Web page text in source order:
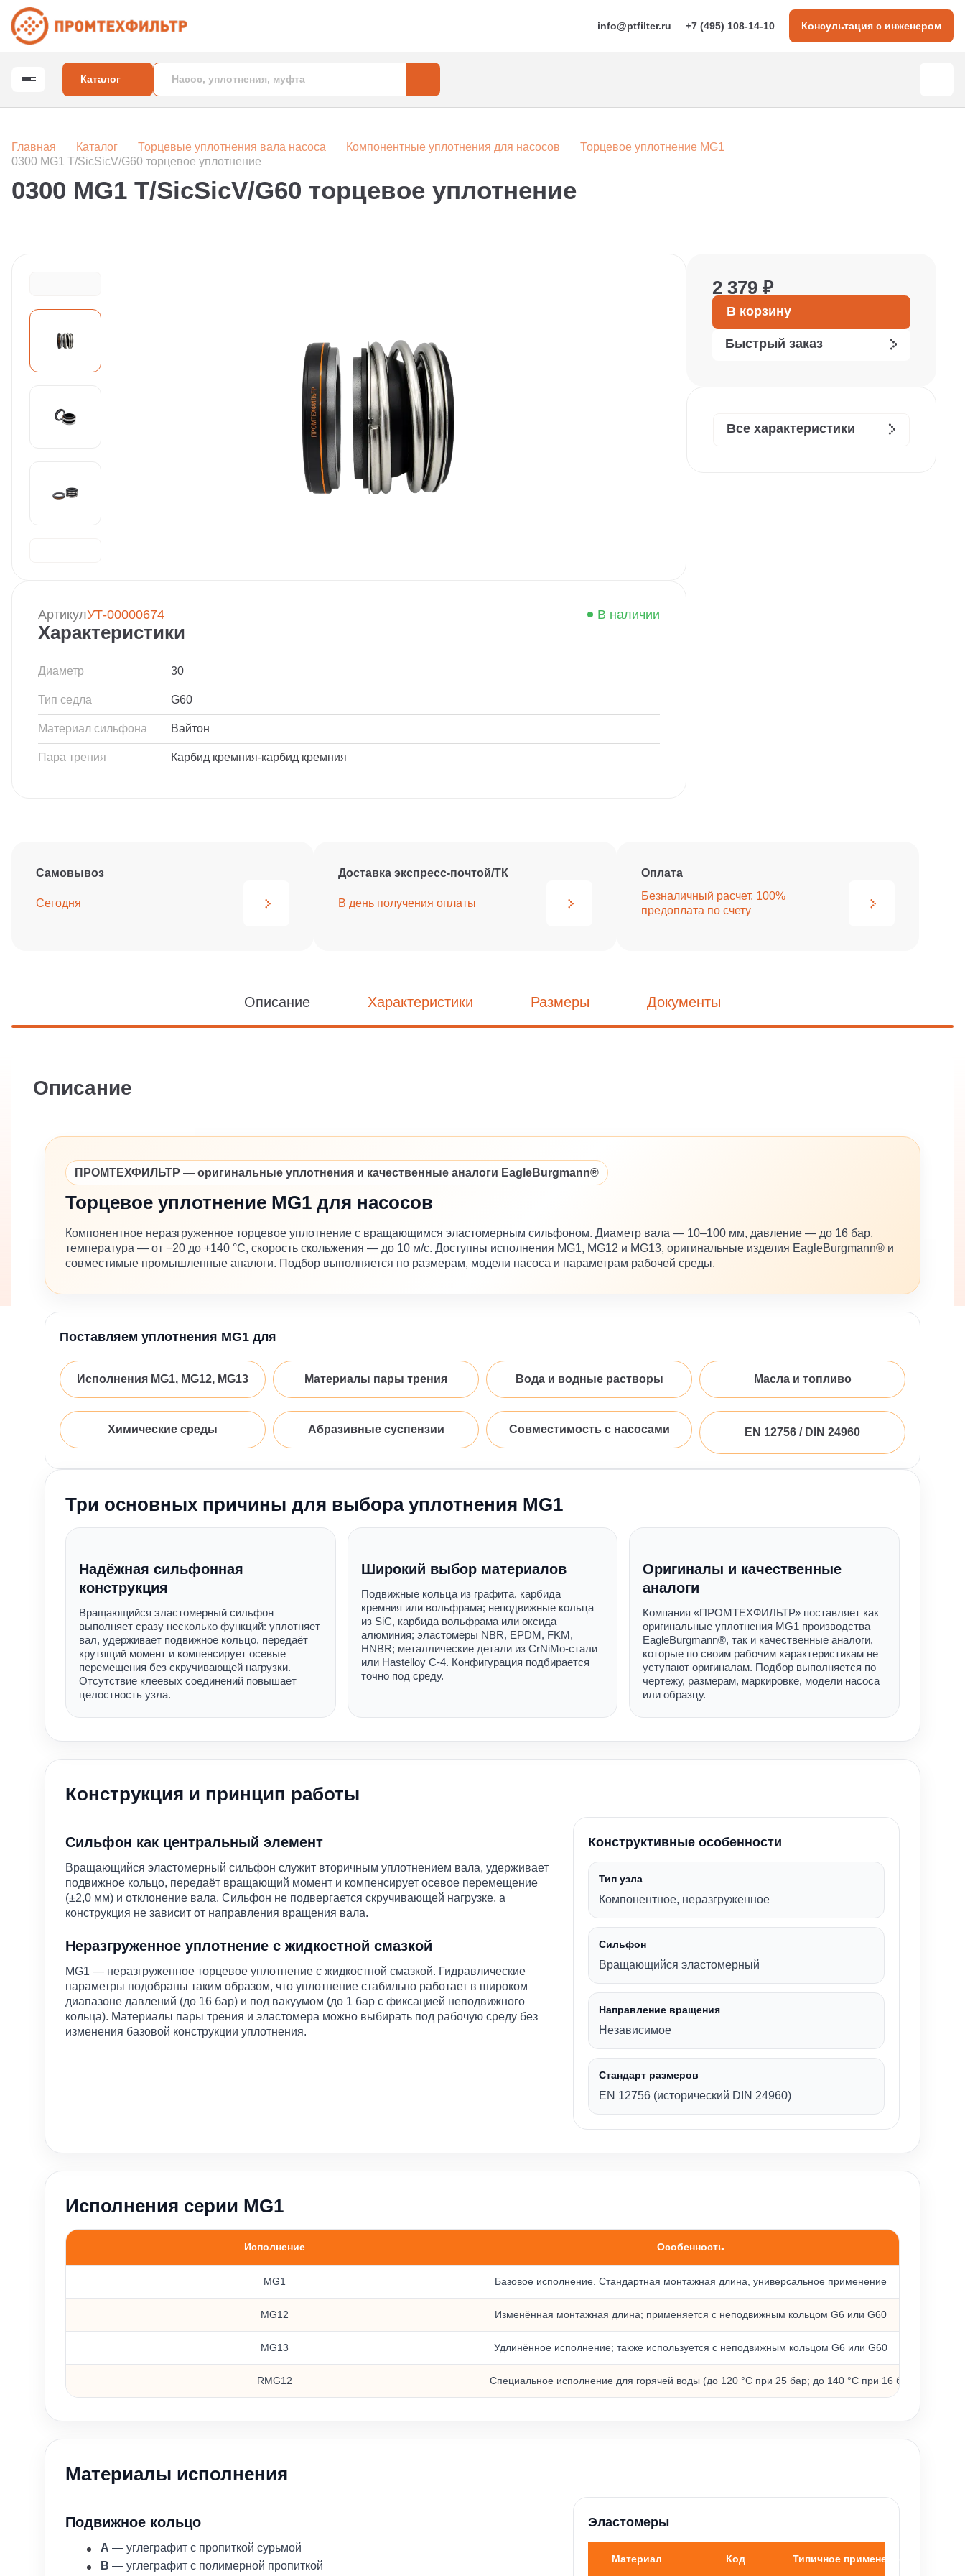
info@ptfilter.ru +7 (495) 108-14-10 Консультация с инженером
Каталог
Главная Каталог Торцевые уплотнения вала насоса Компонентные уплотнения для насосов
Торцевое уплотнение MG1
0300 MG1 T/SicSicV/G60 торцевое уплотнение
0300 MG1 T/SicSicV/G60 торцевое уплотнение
АртикулУТ-00000674 В наличии
Характеристики
Диаметр 30
Тип седла G60
Материал сильфона Вайтон
Пара трения Карбид кремния-карбид кремния
2 379 ₽
В корзину
Быстрый заказ
Все характеристики
Самовывоз
Сегодня
Доставка экспресс-почтой/ТК
В день получения оплаты
Оплата
Безналичный расчет. 100%
предоплата по счету
Описание Характеристики Размеры Документы
Описание
ПРОМТЕХФИЛЬТР — оригинальные уплотнения и качественные аналоги EagleBurgmann®
Торцевое уплотнение MG1 для насосов
Компонентное неразгруженное торцевое уплотнение с вращающимся эластомерным сильфоном. Диаметр вала — 10–100 мм, давление — до 16 бар,
температура — от −20 до +140 °C, скорость скольжения — до 10 м/с. Доступны исполнения MG1, MG12 и MG13, оригинальные изделия EagleBurgmann® и
совместимые промышленные аналоги. Подбор выполняется по размерам, модели насоса и параметрам рабочей среды.
Поставляем уплотнения MG1 для
Исполнения MG1, MG12, MG13 Материалы пары трения Вода и водные растворы Масла и топливо
Химические среды Абразивные суспензии Совместимость с насосами EN 12756 / DIN 24960
Три основных причины для выбора уплотнения MG1
Надёжная сильфонная
конструкция
Вращающийся эластомерный сильфон
выполняет сразу несколько функций: уплотняет
вал, удерживает подвижное кольцо, передаёт
крутящий момент и компенсирует осевые
перемещения без скручивающей нагрузки.
Отсутствие клеевых соединений повышает
целостность узла.
Широкий выбор материалов
Подвижные кольца из графита, карбида
кремния или вольфрама; неподвижные кольца
из SiC, карбида вольфрама или оксида
алюминия; эластомеры NBR, EPDM, FKM,
HNBR; металлические детали из CrNiMo-стали
или Hastelloy C-4. Конфигурация подбирается
точно под среду.
Оригиналы и качественные
аналоги
Компания «ПРОМТЕХФИЛЬТР» поставляет как
оригинальные уплотнения MG1 производства
EagleBurgmann®, так и качественные аналоги,
которые по своим рабочим характеристикам не
уступают оригиналам. Подбор выполняется по
чертежу, размерам, маркировке, модели насоса
или образцу.
Конструкция и принцип работы
Сильфон как центральный элемент
Вращающийся эластомерный сильфон служит вторичным уплотнением вала, удерживает
подвижное кольцо, передаёт вращающий момент и компенсирует осевое перемещение
(±2,0 мм) и отклонение вала. Сильфон не подвергается скручивающей нагрузке, а
конструкция не зависит от направления вращения вала.
Неразгруженное уплотнение с жидкостной смазкой
MG1 — неразгруженное торцевое уплотнение с жидкостной смазкой. Гидравлические
параметры подобраны таким образом, что уплотнение стабильно работает в широком
диапазоне давлений (до 16 бар) и под вакуумом (до 1 бар с фиксацией неподвижного
кольца). Материалы пары трения и эластомера можно выбирать под рабочую среду без
изменения базовой конструкции уплотнения.
Конструктивные особенности
Тип узла
Компонентное, неразгруженное
Сильфон
Вращающийся эластомерный
Направление вращения
Независимое
Стандарт размеров
EN 12756 (исторический DIN 24960)
Исполнения серии MG1
Исполнение Особенность
MG1 Базовое исполнение. Стандартная монтажная длина, универсальное применение
MG12 Изменённая монтажная длина; применяется с неподвижным кольцом G6 или G60
MG13 Удлинённое исполнение; также используется с неподвижным кольцом G6 или G60
RMG12 Специальное исполнение для горячей воды (до 120 °C при 25 бар; до 140 °C при 16 бар); валы
Материалы исполнения
Подвижное кольцо
A — углеграфит с пропиткой сурьмой
B — углеграфит с полимерной пропиткой
Эластомеры
Материал Код Типичное применение